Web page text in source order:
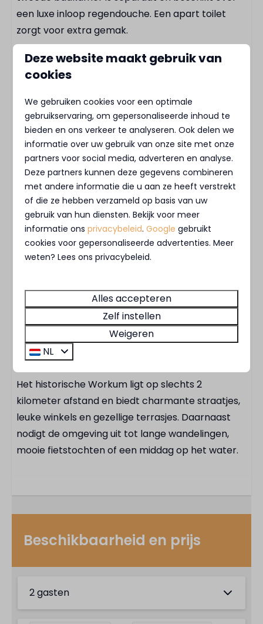
Basketbalveld
Skatepark
Speeltuin
Restaurant
Fietsverhuur
een luxe inloop regendouche. Een apart toilet
zorgt voor extra gemak.
Buitenleven in stijl
Geniet van het buitenleven in de ruime tuin met
een loungeset en eettafel, of trek je terug op het
grote dakterras met ligstoelen. Een heerlijke plek
om te ontspannen in de zon of 's avonds te
genieten van de frisse buitenlucht.
Duurzaam en compleet uitgerust
De villa is volledig elektrisch, voorzien van een
warmtepomp, zonnepanelen en een eigen
parkeerplaats. Ook fijn: huisdieren zijn welkom,
dus neem je hond gerust mee.
MarinaPark Beach Resort Soal ligt direct aan het
IJsselmeer en biedt alles voor een onbezorgde
vakantie: een jachthaven, strand, sportveld,
supermarkt, speeltuinen en gezellige
eetgelegenheden.
Het historische Workum ligt op slechts 2
kilometer afstand en biedt charmante straatjes,
leuke winkels en gezellige terrasjes. Daarnaast
nodigt de omgeving uit tot lange wandelingen,
mooie fietstochten of een middag op het water.
Beschikbaarheid en prijs
2 gasten
Deze website maakt gebruik van
cookies
We gebruiken cookies voor een optimale
gebruikservaring, om gepersonaliseerde inhoud te
bieden en ons verkeer te analyseren. Ook delen we
informatie over uw gebruik van onze site met onze
partners voor social media, adverteren en analyse.
Deze partners kunnen deze gegevens combineren
met andere informatie die u aan ze heeft verstrekt
of die ze hebben verzameld op basis van uw
gebruik van hun diensten. Bekijk voor meer
informatie onsprivacybeleid.Google gebruikt
cookies voor gepersonaliseerde advertenties. Meer
weten? Lees ons privacybeleid.
Alles accepteren
Zelf instellen
Weigeren
NL